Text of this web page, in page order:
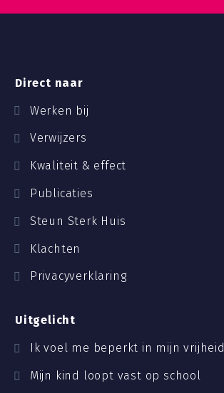
Direct naar
Werken bij
Verwijzers
Kwaliteit & effect
Publicaties
Steun Sterk Huis
Klachten
Privacyverklaring
Uitgelicht
Ik voel me beperkt in mijn vrijheid
Mijn kind loopt vast op school